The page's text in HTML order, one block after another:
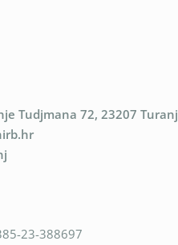
Tudjmana 72, 23207 Turanj
23-388697